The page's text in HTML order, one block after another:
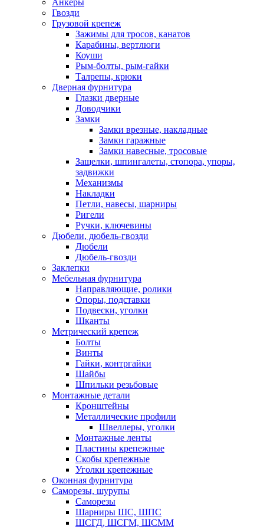
Гвозди
Грузовой крепеж
Зажимы для тросов, канатов
Карабины, вертлюги
Коуши
Рым-болты, рым-гайки
Талрепы, крюки
Дверная фурнитура
Глазки дверные
Доводчики
Замки
Замки врезные, накладные
Замки гаражные
Замки навесные, тросовые
Защелки, шпингалеты, стопора, упоры,
задвижки
Механизмы
Накладки
Петли, навесы, шарниры
Ригели
Ручки, ключевины
Дюбели, дюбель-гвозди
Дюбели
Дюбель-гвозди
Заклепки
Мебельная фурнитура
Направляющие, ролики
Опоры, подставки
Подвески, уголки
Шканты
Метрический крепеж
Болты
Винты
Гайки, контргайки
Шайбы
Шпильки резьбовые
Монтажные детали
Кронштейны
Металлические профили
Швеллеры, уголки
Монтажные ленты
Пластины крепежные
Скобы крепежные
Уголки крепежные
Оконная фурнитура
Саморезы, шурупы
Саморезы
Шарниры ШС, ШПС
ШСГД, ШСГМ, ШСММ